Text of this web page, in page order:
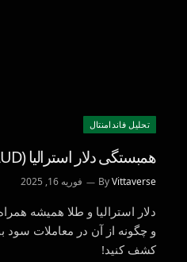
تحليل فاندامنتال
همبستگی دلار استرالیا (AUD) با طلا (Gold)
ByVittaverse فوریه 16, 2025
دلار استرالیا و طلا همیشه
و چگونه از آن در معاملات سود
کشف کنید!